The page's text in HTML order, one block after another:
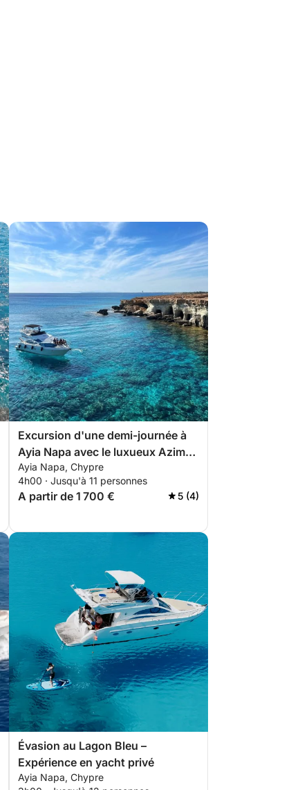
Excursion d'une demi-journée à
Ayia Napa avec le luxueux Azimut
42
Ayia Napa, Chypre
4h00 · Jusqu'à 11 personnes
A partir de 1 700 € 5 (4)
Évasion au Lagon Bleu –
Expérience en yacht privé
Ayia Napa, Chypre